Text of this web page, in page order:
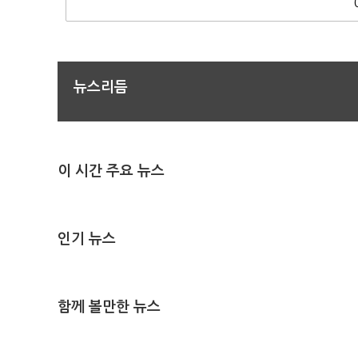
뉴스리듬
이 시간 주요 뉴스
인기 뉴스
함께 볼만한 뉴스